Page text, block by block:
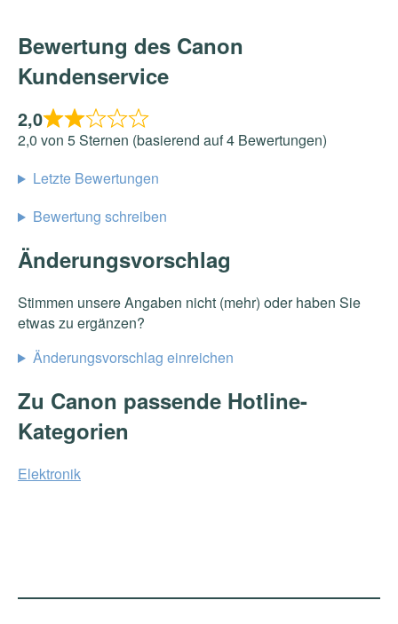
Bewertung des Canon
Kundenservice
2,0
2,0 von 5 Sternen (basierend auf 4 Bewertungen)
Letzte Bewertungen
Bewertung schreiben
Änderungsvorschlag
Stimmen unsere Angaben nicht (mehr) oder haben Sie
etwas zu ergänzen?
Änderungsvorschlag einreichen
Zu Canon passende Hotline-
Kategorien
Elektronik